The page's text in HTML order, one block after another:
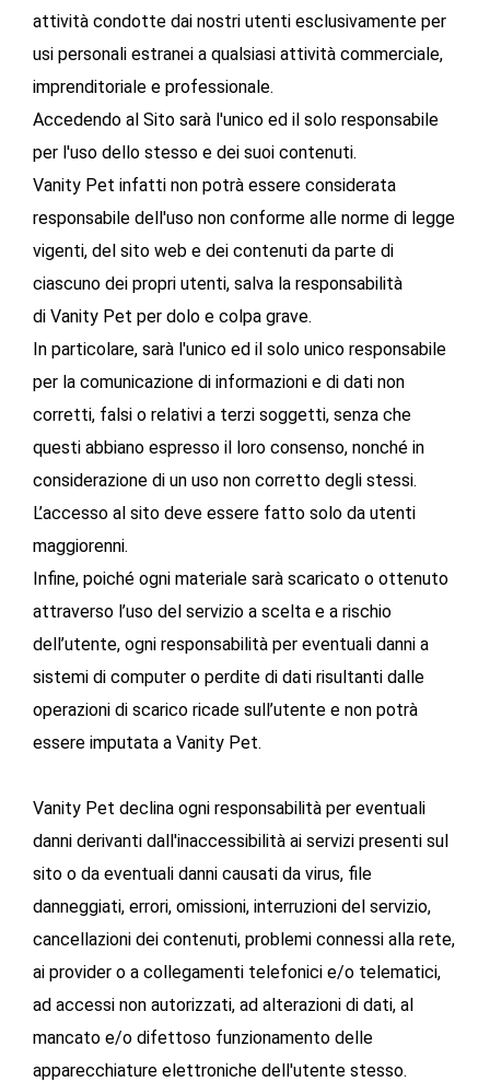
attività condotte dai nostri utenti esclusivamente per
usi personali estranei a qualsiasi attività commerciale,
imprenditoriale e professionale.
Accedendo al Sito sarà l'unico ed il solo responsabile
per l'uso dello stesso e dei suoi contenuti.
Vanity Pet infatti non potrà essere considerata
responsabile dell'uso non conforme alle norme di legge
vigenti, del sito web e dei contenuti da parte di
ciascuno dei propri utenti, salva la responsabilità
di Vanity Pet per dolo e colpa grave.
In particolare, sarà l'unico ed il solo unico responsabile
per la comunicazione di informazioni e di dati non
corretti, falsi o relativi a terzi soggetti, senza che
questi abbiano espresso il loro consenso, nonché in
considerazione di un uso non corretto degli stessi.
L’accesso al sito deve essere fatto solo da utenti
maggiorenni.
Infine, poiché ogni materiale sarà scaricato o ottenuto
attraverso l’uso del servizio a scelta e a rischio
dell’utente, ogni responsabilità per eventuali danni a
sistemi di computer o perdite di dati risultanti dalle
operazioni di scarico ricade sull’utente e non potrà
essere imputata a Vanity Pet.
Vanity Pet declina ogni responsabilità per eventuali
danni derivanti dall'inaccessibilità ai servizi presenti sul
sito o da eventuali danni causati da virus, file
danneggiati, errori, omissioni, interruzioni del servizio,
cancellazioni dei contenuti, problemi connessi alla rete,
ai provider o a collegamenti telefonici e/o telematici,
ad accessi non autorizzati, ad alterazioni di dati, al
mancato e/o difettoso funzionamento delle
apparecchiature elettroniche dell'utente stesso.